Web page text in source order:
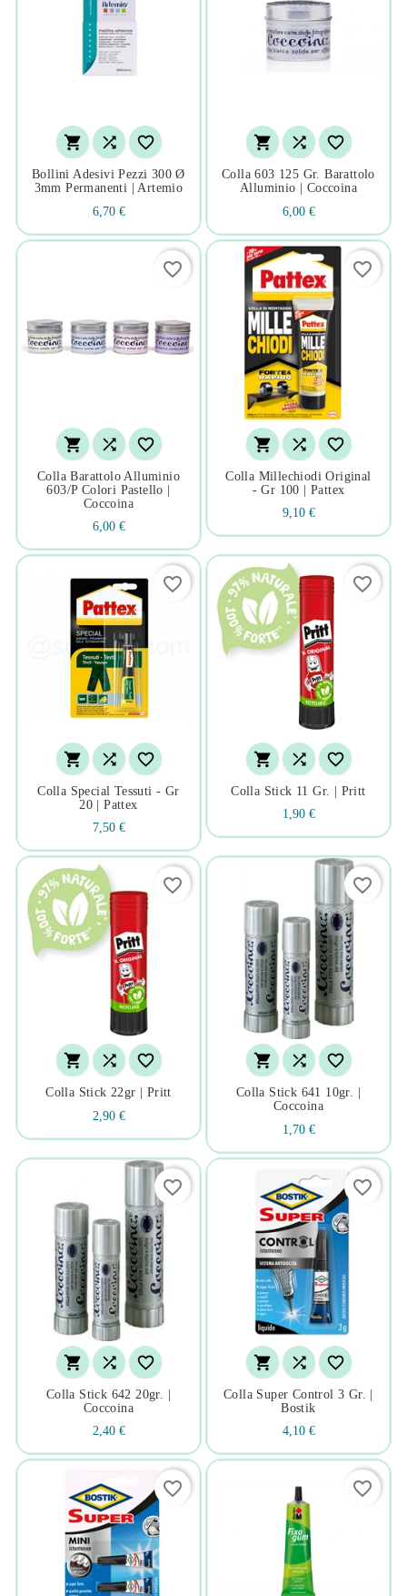
  
Bollini Adesivi Pezzi 300 Ø
3mm Permanenti | Artemio
6,70 €
  
Colla 603 125 Gr. Barattolo
Alluminio | Coccoina
6,00 €
  
Colla Barattolo Alluminio
603/p Colori Pastello |
Coccoina
6,00 €
favorite_border
  
Colla Millechiodi Original
- Gr 100 | Pattex
9,10 €
favorite_border
  
Colla Special Tessuti - Gr
20 | Pattex
7,50 €
favorite_border
  
Colla Stick 11 Gr. | Pritt
1,90 €
favorite_border
  
Colla Stick 22gr | Pritt
2,90 €
favorite_border
  
Colla Stick 641 10gr. |
Coccoina
1,70 €
favorite_border
  
Colla Stick 642 20gr. |
Coccoina
2,40 €
favorite_border
  
Colla Super Control 3 Gr. |
Bostik
4,10 €
favorite_border
favorite_border favorite_border